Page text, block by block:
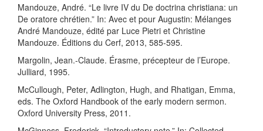
Mandouze, André. “Le livre IV du De doctrina christiana: un
De oratore chrétien.” In: Avec et pour Augustin: Mélanges
André Mandouze, édité par Luce Pietri et Christine
Mandouze. Éditions du Cerf, 2013, 585-595.
Margolin, Jean.-Claude. Érasme, précepteur de l’Europe.
Julliard, 1995.
McCullough, Peter, Adlington, Hugh, and Rhatigan, Emma,
eds. The Oxford Handbook of the early modern sermon.
Oxford University Press, 2011.